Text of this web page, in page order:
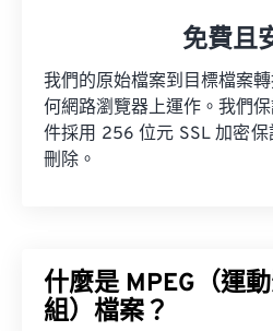
免費且
我們的原始檔案到目標檔案
何網路瀏覽器上運作。我們
件採用 256 位元 SSL 加密
刪除。
什麼是 MPEG（運
組）檔案？